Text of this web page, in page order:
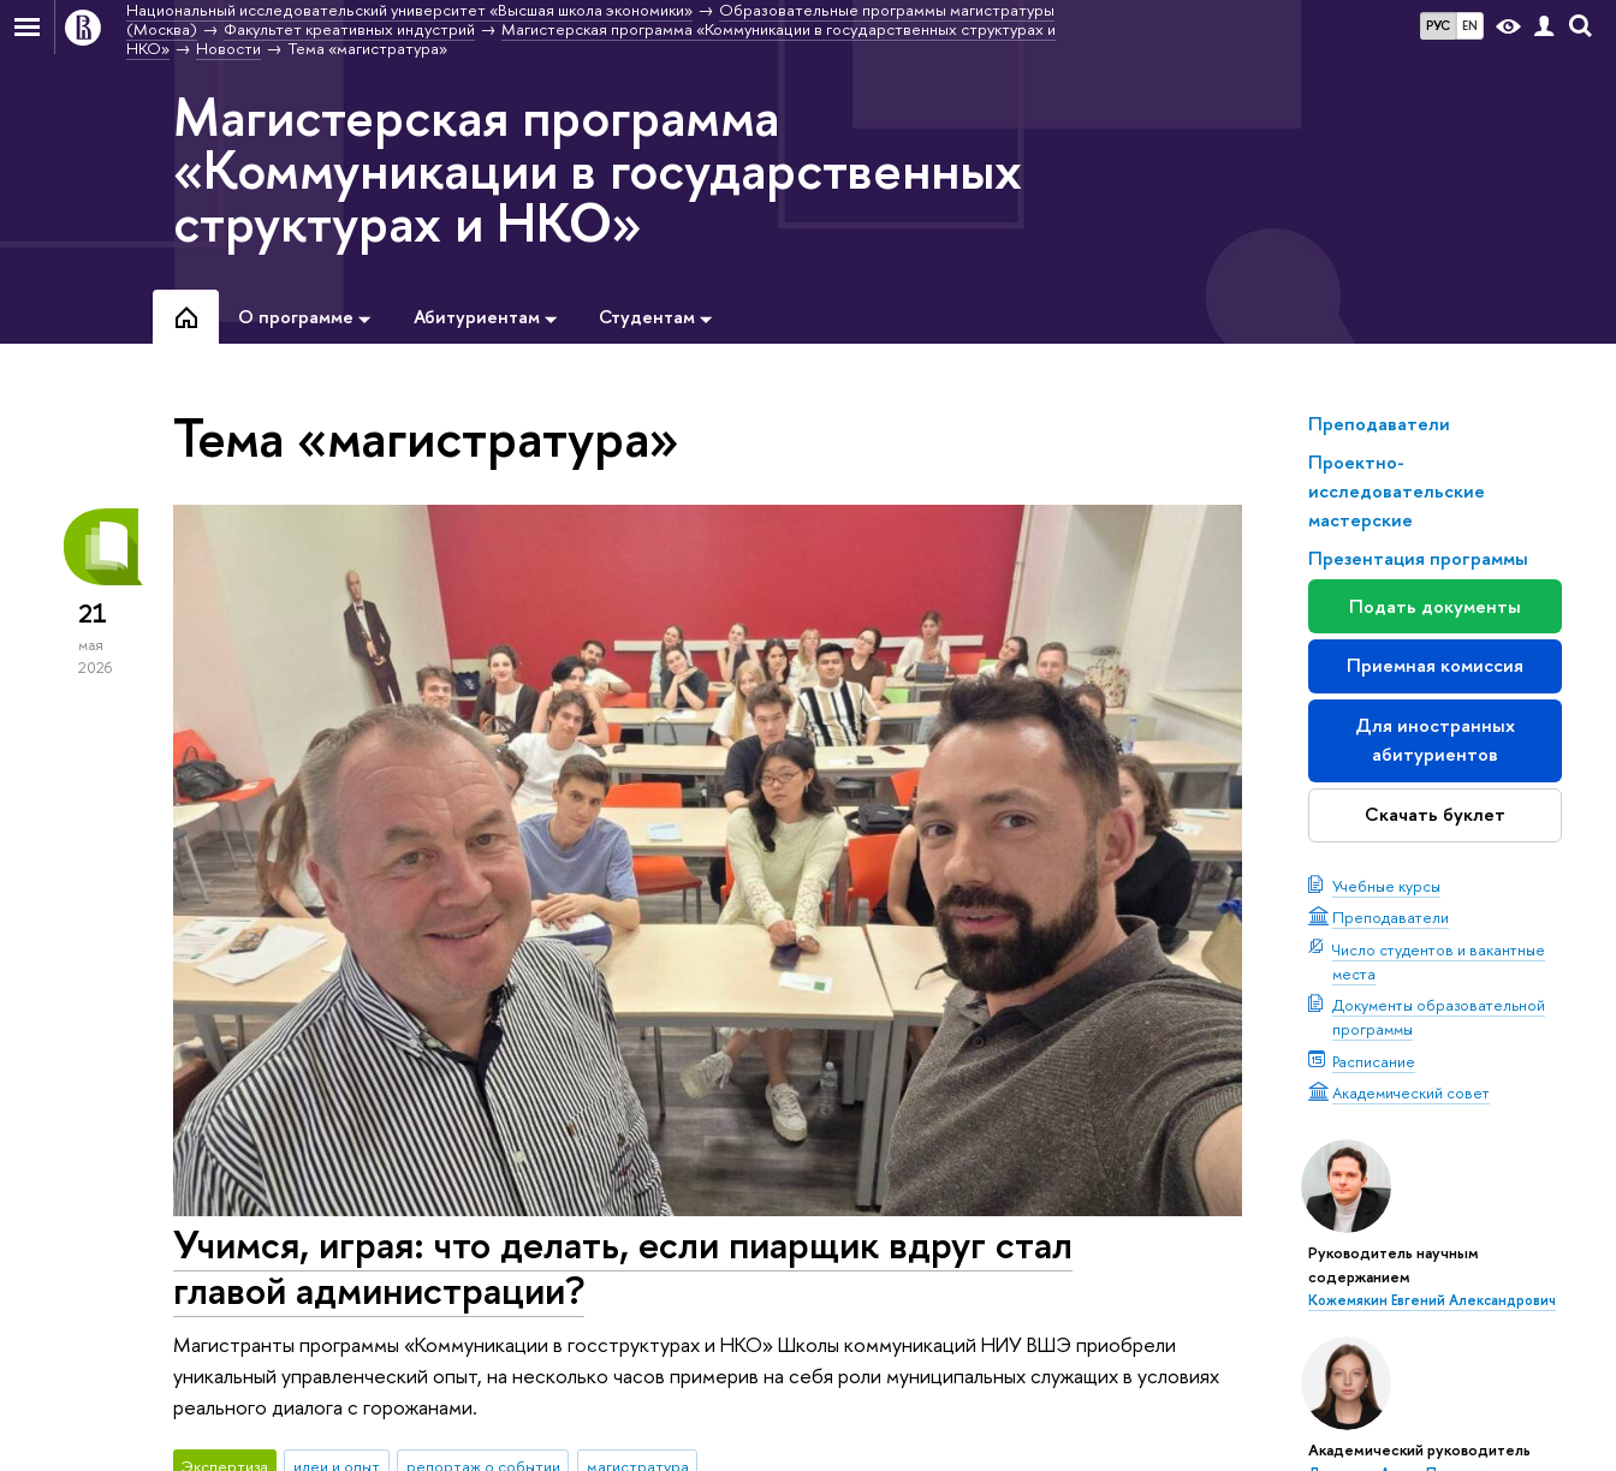
РУС EN
Национальный исследовательский университет «Высшая школа экономики»
Образовательные программы магистратуры
(Москва)
Факультет креативных индустрий
Магистерская программа «Коммуникации в государственных структурах и
НКО»
Новости Тема «магистратура»
Магистерская программа
«Коммуникации в государственных
структурах и НКО»
О программе Абитуриентам Студентам
Преподаватели
Проектно-
исследовательские
мастерские
Презентация программы
Подать документы
Приемная комиссия
Для иностранных
абитуриентов
Скачать буклет
Учебные курсы
Преподаватели
Число студентов и вакантные
места
Документы образовательной
программы
Расписание
Академический совет
Руководитель научным
содержанием
Кожемякин Евгений Александрович
Академический руководитель
Тема «магистратура»
21
мая
2026
Учимся, играя: что делать, если пиарщик вдруг стал
главой администрации?
Магистранты программы «Коммуникации в госструктурах и НКО» Школы коммуникаций НИУ ВШЭ приобрели
уникальный управленческий опыт, на несколько часов примерив на себя роли муниципальных служащих в условиях
реального диалога с горожанами.
Экспертиза идеи и опыт репортаж о событии магистратура